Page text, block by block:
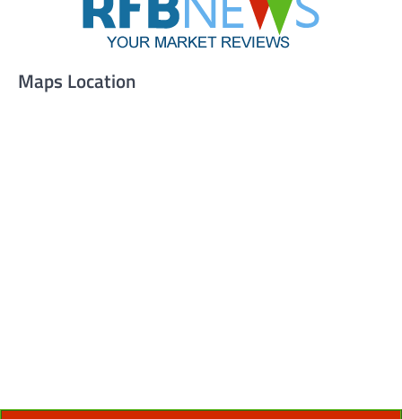
Maps Location